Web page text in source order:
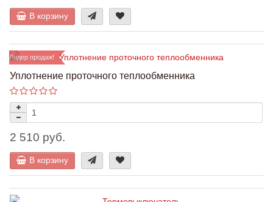
В корзину
Лидер продаж!
Уплотнение проточного теплообменника
2 510 руб.
В корзину